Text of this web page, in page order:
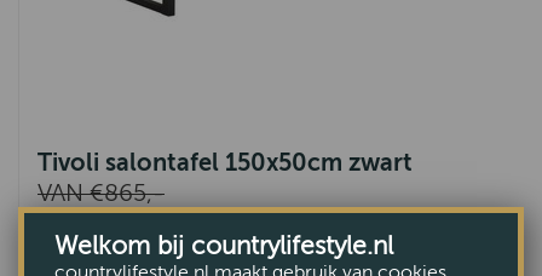
Tivoli salontafel 150x50cm zwart
VAN €865,-
Welkom bij countrylifestyle.nl